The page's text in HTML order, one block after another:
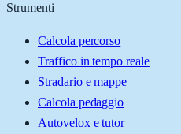
Strumenti
Calcola percorso
Traffico in tempo reale
Stradario e mappe
Calcola pedaggio
Autovelox e tutor